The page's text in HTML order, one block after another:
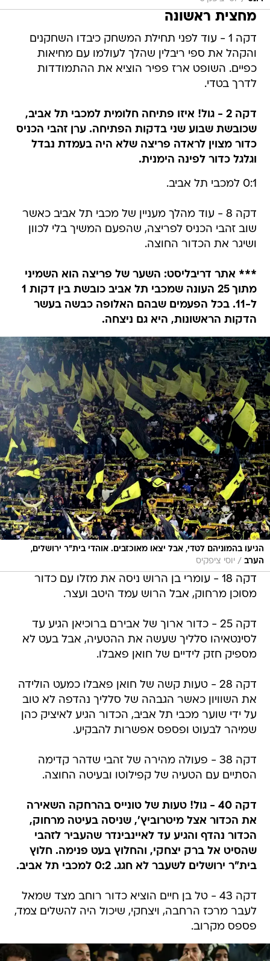
מחצית ראשונה
דקה 1 - עוד לפני תחילת המשחק כיבדו השחקנים
והקהל את ספי ריבלין שהלך לעולמו עם מחיאות
כפיים. השופט ארז פפיר הוציא את ההתמודדות
לדרך בטדי.
דקה 2 - גול! איזו פתיחה חלומית למכבי תל אביב,
שכובשת שבוע שני בדקות הפתיחה. ערן זהבי הכניס
כדור מצוין לראדה פריצה שלא היה בעמדת נבדל
וגלגל כדור לפינה הימנית.
0:1 למכבי תל אביב.
דקה 8 - עוד מהלך מעניין של מכבי תל אביב כאשר
שוב זהבי הכניס לפריצה, שהפעם המשיך בלי לכוון
ושיגר את הכדור החוצה.
*** אתר דריבליסט: השער של פריצה הוא השמיני
מתוך 25 העונה שמכבי תל אביב כובשת בין דקות 1
ל-11. בכל הפעמים שבהם האלופה כבשה בעשר
הדקות הראשונות, היא גם ניצחה.
הגיעו בהמוניהם לטדי, אבל יצאו מאוכזבים. אוהדי בית"ר ירושלים,
הערב / יוסי ציפקיס
דקה 18 - עומרי בן הרוש ניסה את מזלו עם כדור
מסוכן מרחוק, אבל הרוש עמד היטב ועצר.
דקה 25 - כדור ארוך של אבירם ברוכיאן הגיע עד
לסינטאיהו סלליך שעשה את ההטעיה, אבל בעט לא
מספיק חזק לידיים של חואן פאבלו.
דקה 28 - טעות קשה של חואן פאבלו כמעט הולידה
את השוויון כאשר הגבהה של סלליך נהדפה לא טוב
על ידי שוער מכבי תל אביב, הכדור הגיע לאיציק כהן
שמיהר לבעוט ופספס אפשרות להבקיע.
דקה 38 - פעולה מהירה של זהבי שדהר קדימה
הסתיים עם הטעיה של קפילוטו ובעיטה החוצה.
דקה 40 - גול! טעות של טונייס בהרחקה השאירה
את הכדור אצל מיטרוביץ', שניסה בעיטה מרחוק,
הכדור נהדף והגיע עד לאיינבינדר שהעביר לזהבי
שהסיט אל ברק יצחקי, והחלוץ בעט פנימה. חלוץ
בית"ר ירושלים לשעבר לא חגג. 0:2 למכבי תל אביב.
דקה 43 - טל בן חיים הוציא כדור רוחב מצד שמאל
לעבר מרכז הרחבה, ויצחקי, שיכול היה להשלים צמד,
פספס מקרוב.